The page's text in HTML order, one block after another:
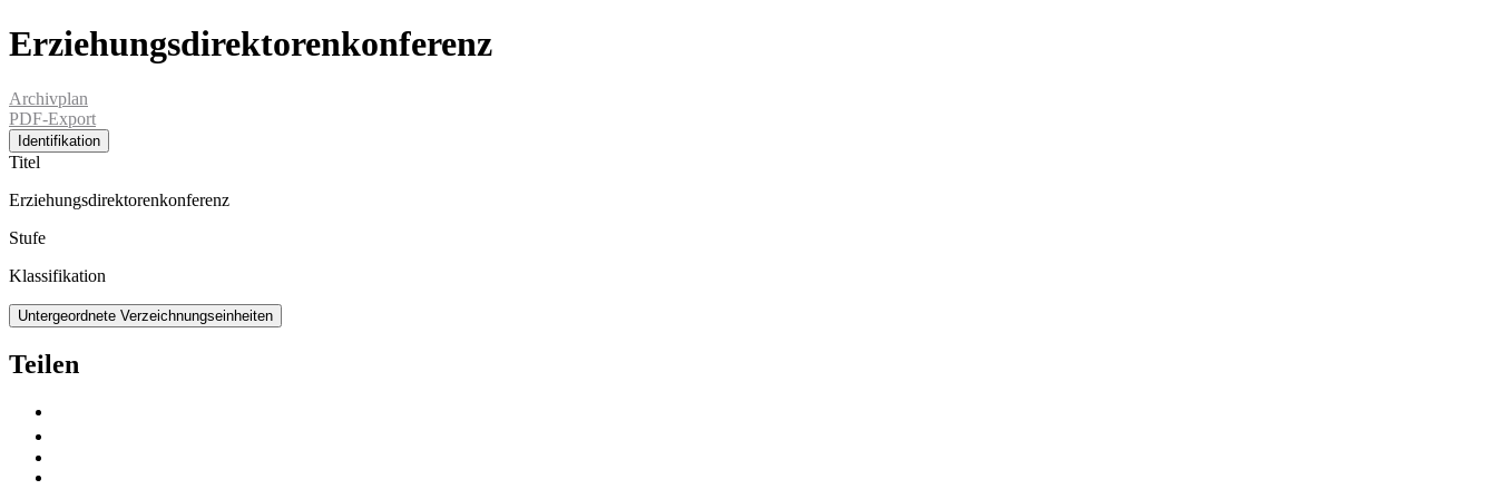
Erziehungsdirektorenkonferenz
Archivplan
PDF-Export
Identifikation
Titel
Erziehungsdirektorenkonferenz
Stufe
Klassifikation
Untergeordnete Verzeichnungseinheiten
Teilen